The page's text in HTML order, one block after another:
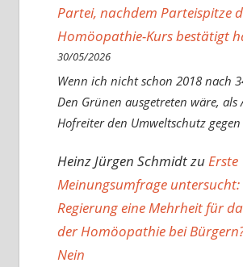
Partei, nachdem Parteispitze
Homöopathie-Kurs bestätigt
30/05/2026
Wenn ich nicht schon 2018 nach
Den Grünen ausgetreten wäre, als
Hofreiter den Umweltschutz
Heinz Jürgen SchmidtzuErste
Meinungsumfrage
Regierung eine Mehrheit für
der Homöopathie bei
Nein